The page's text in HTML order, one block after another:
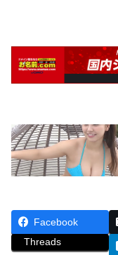
Facebook
Threads